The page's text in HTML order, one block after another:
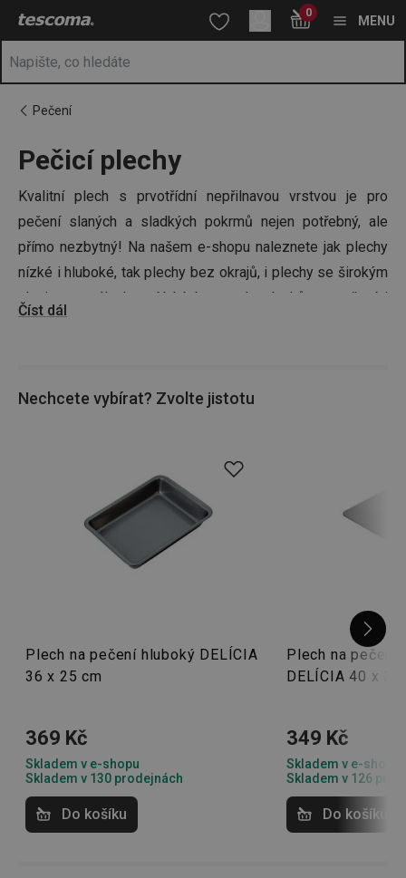
Nacházíte se na stránce Plechy na pečení 🍪🍗
Přejít na hlavní obsah
Přejít na vyhledávání
Přejít na navigaci 0
MENU
Pečení
Pečicí plechy
Kvalitní plech s prvotřídní nepřilnavou vrstvou je pro
pečení slaných a sladkých pokrmů nejen potřebný, ale
přímo nezbytný! Na našem e-shopu naleznete jak plechy
nízké i hluboké, tak plechy bez okrajů, i plechy se širokým
okrajem a nálevkou. Nabízíme sadu plechů na pečení i
jednotlivé pečicí plechy, které lze stohovat. Výrobky, které
Stačí dokoupit potřebné ingredience,
Číst dál
Nechcete vybírat? Zvolte jistotu
Plech na pečení hluboký DELÍCIA
36 x 25 cm
369 Kč
Skladem v e-shopu
Skladem v 130 prodejnách
Do košíku
Plech na pečení
DELÍCIA 40 x 36
349 Kč
Skladem v e-shopu
Skladem v 126
Do košíku